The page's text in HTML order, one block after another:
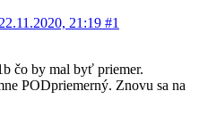
22.11.2020, 21:19 #1
čo by mal byť priemer.
PODpriemerný. Znovu sa na